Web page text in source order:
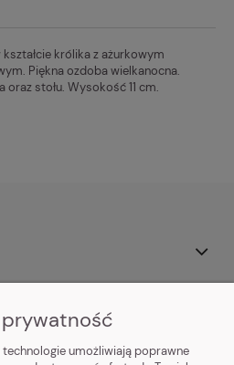
kosztów płatności
królika z ażurkowym
Piękna ozdoba wielkanocna.
stołu. Wysokość 11 cm.
umożliwiają poprawne